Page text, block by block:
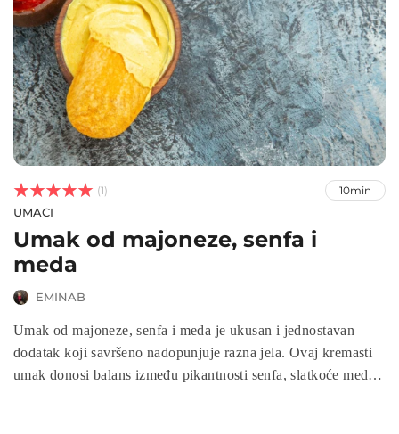


 (1) 10min
UMACI
Umak od majoneze, senfa i
meda
EMINAB
Umak od majoneze, senfa i meda je ukusan i jednostavan
dodatak koji savršeno nadopunjuje razna jela. Ovaj kremasti
umak donosi balans između pikantnosti senfa, slatkoće meda i